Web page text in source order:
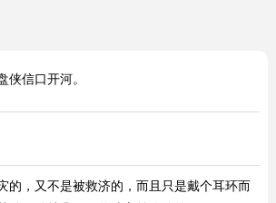
侠信口开河。
的，又不是被救济的，而且只是戴个耳环而